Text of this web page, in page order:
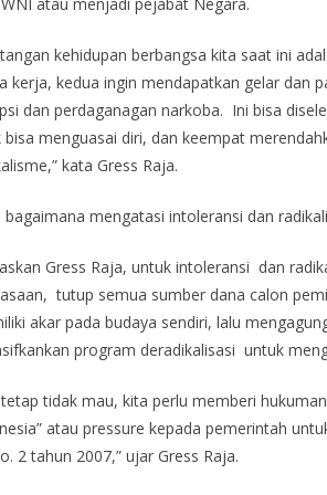
kehidupan berbangsa kita saat ini
kerja, kedua ingin mendapatkan gelar dan
dan perdaganagan narkoba. Ini bisa
bisa menguasai diri, dan keempat
kata Gress Raja.
bagaimana mengatasi intoleransi dan
Gress Raja, untuk intoleransi dan
tutup semua sumber dana calon
akar pada budaya sendiri, lalu
program deradikalisasi untuk
tetap tidak mau, kita perlu memberi
atau pressure kepada pemerintah
2 tahun 2007,” ujar Gress Raja.